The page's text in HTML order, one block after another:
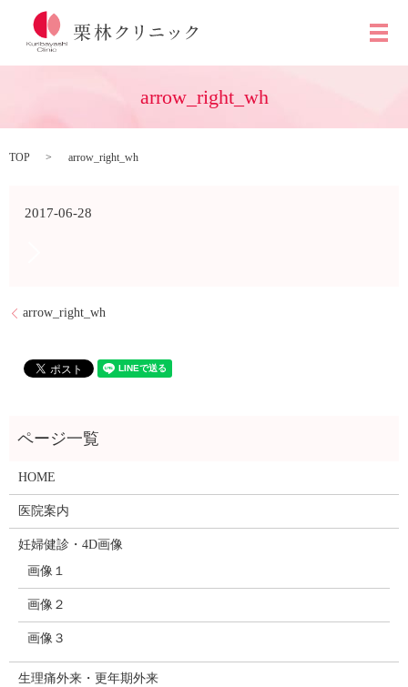
メ
arrow_right_wh
TOP arrow_right_wh
2017-06-28
arrow_right_wh
HOME
医院案内
妊婦健診・4D画像
画像１
画像２
画像３
生理痛外来・更年期外来